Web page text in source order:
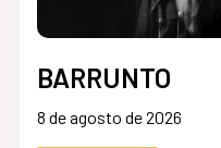
BARRUNTO
8 de agosto de 2026